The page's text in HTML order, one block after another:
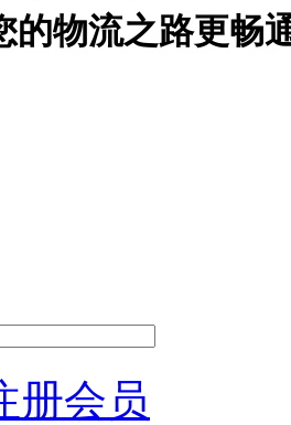
的物流之路更畅
册会员